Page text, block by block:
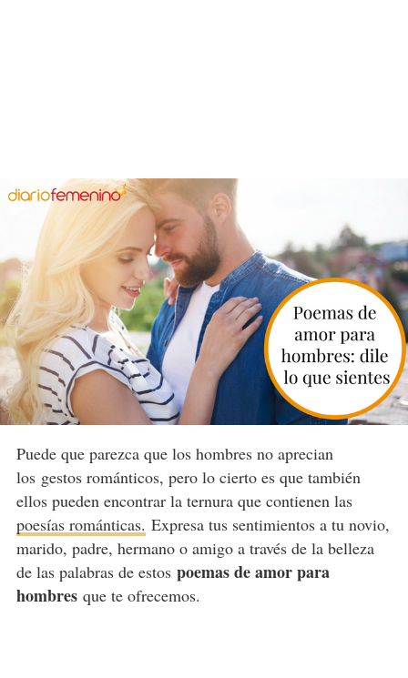
Puede que parezca que los hombres no aprecian
los gestos románticos, pero lo cierto es que también
ellos pueden encontrar la ternura que contienen las
poesías románticas. Expresa tus sentimientos a tu novio,
marido, padre, hermano o amigo a través de la belleza
de las palabras de estos poemas de amor para
hombres que te ofrecemos.